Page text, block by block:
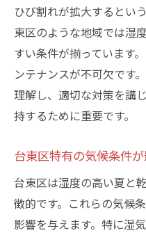
ひび割れが拡大するとい
東区のような地域では湿
すい条件が揃っています
ンテナンスが不可欠です
理解し、適切な対策を講
持するために重要です。
台東区特有の気候条件
台東区は湿度の高い夏と
徴的です。これらの気候
影響を与えます。特に湿